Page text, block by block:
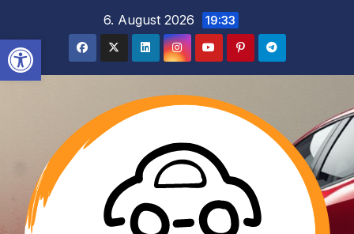
Werkzeugleiste öffnen
springen
6. August 2026 19:33